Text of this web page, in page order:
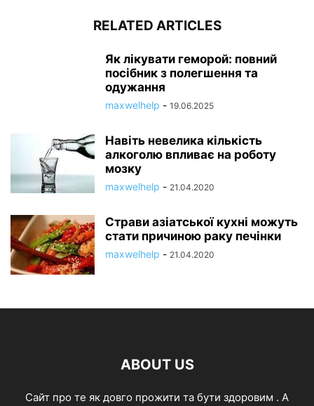
RELATED ARTICLES
Як лікувати геморой: повний
посібник з полегшення та
одужання
maxwelhelp - 19.06.2025
Навіть невелика кількість
алкоголю впливає на роботу
мозку
maxwelhelp - 21.04.2020
Страви азіатської кухні можуть
стати причиною раку печінки
maxwelhelp - 21.04.2020
ABOUT US
Cайт про те як довго прожити та бути здоровим . А